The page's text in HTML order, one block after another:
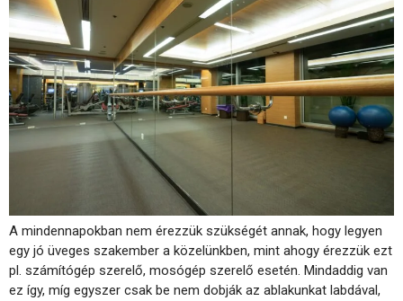
A mindennapokban nem érezzük szükségét annak, hogy legyen
egy jó üveges szakember a közelünkben, mint ahogy érezzük ezt
pl. számítógép szerelő, mosógép szerelő esetén. Mindaddig van
ez így, míg egyszer csak be nem dobják az ablakunkat labdával,